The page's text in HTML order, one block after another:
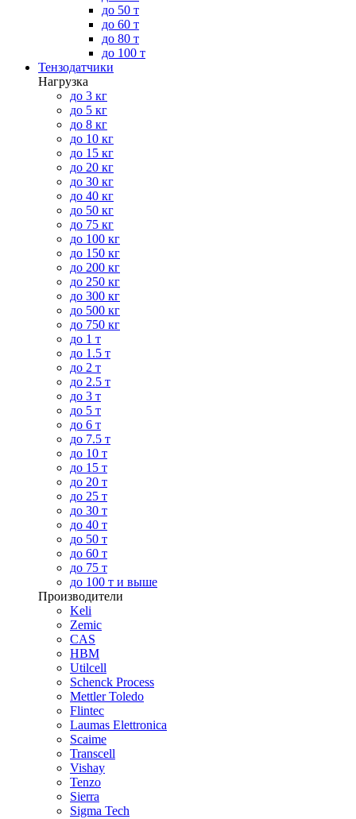
до 50 т
до 60 т
до 80 т
до 100 т
Тензодатчики
Нагрузка
до 3 кг
до 5 кг
до 8 кг
до 10 кг
до 15 кг
до 20 кг
до 30 кг
до 40 кг
до 50 кг
до 75 кг
до 100 кг
до 150 кг
до 200 кг
до 250 кг
до 300 кг
до 500 кг
до 750 кг
до 1 т
до 1.5 т
до 2 т
до 2.5 т
до 3 т
до 5 т
до 6 т
до 7.5 т
до 10 т
до 15 т
до 20 т
до 25 т
до 30 т
до 40 т
до 50 т
до 60 т
до 75 т
до 100 т и выше
Производители
Keli
Zemic
CAS
HBM
Utilcell
Schenck Process
Mettler Toledo
Flintec
Laumas Elettronica
Scaime
Transcell
Vishay
Tenzo
Sierra
Sigma Tech